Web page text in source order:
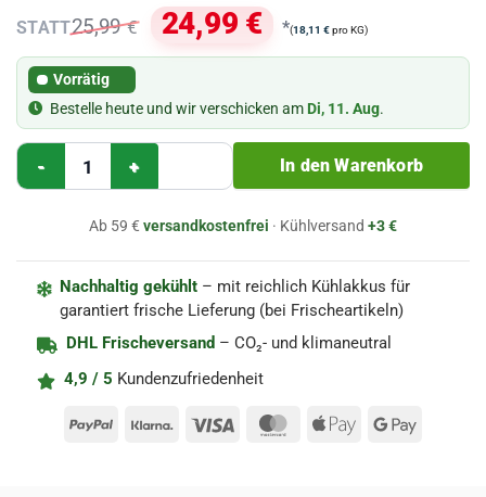
25,99€
Ursprünglicher
Preis
25,99 €
24,99 € Aktueller
Preis
24,99 €.
*(18,11 €pro KG)
Vorrätig
Bestelle heute und wir verschicken am Di, 11. Aug.
Grillpaket M (für 2 - 4 Personen) - golly's Menge
In den Warenkorb
Ab 59 € versandkostenfrei · Kühlversand +3 €
Nachhaltig gekühlt – mit reichlich Kühlakkus für
garantiert frische Lieferung (bei Frischeartikeln)
DHL Frischeversand – CO₂- und klimaneutral
4,9 / 5 Kundenzufriedenheit
PayPal Klarna Visa MasterCard
Apple Google